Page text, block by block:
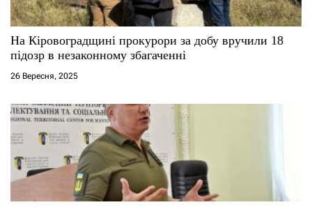
На Кіровоградщині прокурори за добу вручили 18
підозр в незаконному збагаченні
26 Вересня, 2025